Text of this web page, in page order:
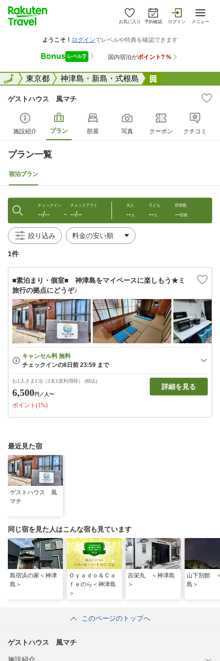
お気に入り 予約確認 ログイン メニュー
全国東京都 神津島・新島・式根島
全国
ゲストハウス 風マチ
施設紹介 プラン 部屋 写真 クーポン クチコミ
プラン一覧
宿泊プラン
チェックイン
--/-- 〜
チェックアウト
--/--
大人
--人
子ども
--人
部屋数
--部屋
絞り込み
1件
■素泊まり・個室■ 神津島をマイペースに楽しもう★ミ
旅行の拠点にどうぞ♪
お1人さま1泊（2名1室利用時） (税込)
6,500円 ／人〜
ポイント(1%)
詳細を見る
最近見た宿
ゲストハウス 風
マチ
同じ宿を見た人はこんな宿も見ています
島宿浜の家＜神津
島＞
Ｏｙａｄｏ＆Ｃａ
ｆｅのら＜神津島
＞
吉栄丸 ＜神津島
＞
山下別館
島＞
このページのトップへ
ゲストハウス 風マチ